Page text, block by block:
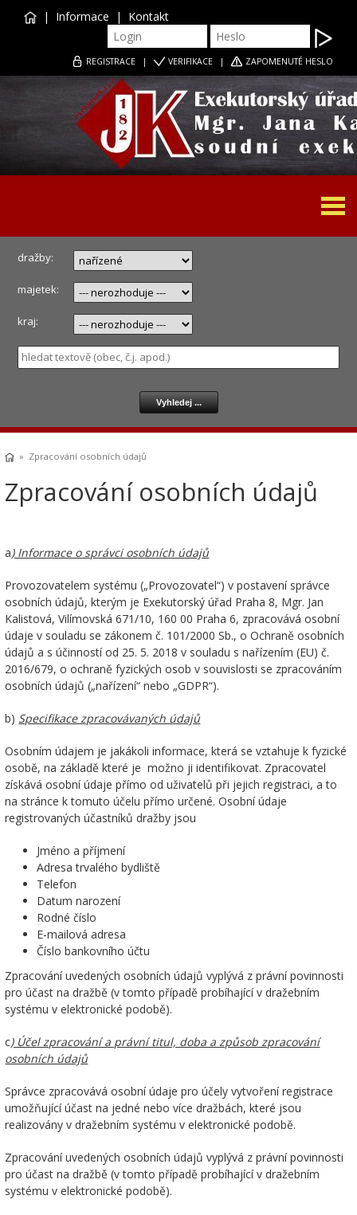
| Informace | Kontakt
REGISTRACE | VERIFIKACE | ZAPOMENUTÉ HESLO
dražby:
majetek:
kraj:
» Zpracování osobních údajů
Zpracování osobních údajů
a) Informace o správci osobních údajů
Provozovatelem systému („Provozovatel“) v postavení správce
osobních údajů, kterým je Exekutorský úřad Praha 8, Mgr. Jan
Kalistová, Vilímovská 671/10, 160 00 Praha 6, zpracovává osobní
údaje v souladu se zákonem č. 101/2000 Sb., o Ochraně osobních
údajů a s účinností od 25. 5. 2018 v souladu s nařízením (EU) č.
2016/679, o ochraně fyzických osob v souvislosti se zpracováním
osobních údajů („nařízení“ nebo „GDPR“).
b) Specifikace zpracovávaných údajů
Osobním údajem je jakákoli informace, která se vztahuje k fyzické
osobě, na základě které je možno ji identifikovat. Zpracovatel
získává osobní údaje přímo od uživatelů při jejich registraci, a to
na stránce k tomuto účelu přímo určené. Osobní údaje
registrovaných účastníků dražby jsou
Jméno a příjmení
Adresa trvalého bydliště
Telefon
Datum narození
Rodné číslo
E-mailová adresa
Číslo bankovního účtu
Zpracování uvedených osobních údajů vyplývá z právní povinnosti
pro účast na dražbě (v tomto případě probíhající v dražebním
systému v elektronické podobě).
c) Účel zpracování a právní titul, doba a způsob zpracování
osobních údajů
Správce zpracovává osobní údaje pro účely vytvoření registrace
umožňující účast na jedné nebo více dražbách, které jsou
realizovány v dražebním systému v elektronické podobě.
Zpracování uvedených osobních údajů vyplývá z právní povinnosti
pro účast na dražbě (v tomto případě probíhající v dražebním
systému v elektronické podobě).